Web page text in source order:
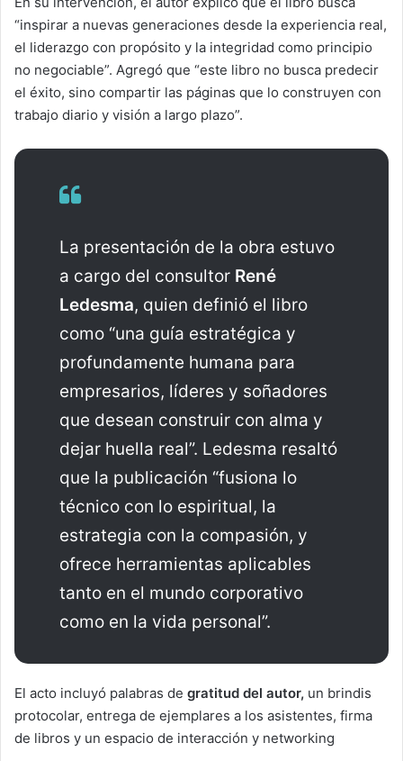
“inspirar a nuevas generaciones desde la experiencia real,
el liderazgo con propósito y la integridad como principio
no negociable”. Agregó que “este libro no busca predecir
el éxito, sino compartir las páginas que lo construyen con
trabajo diario y visión a largo plazo”.
La presentación de la obra estuvo
a cargo del consultor René
Ledesma, quien definió el libro
como “una guía estratégica y
profundamente humana para
empresarios, líderes y soñadores
que desean construir con alma y
dejar huella real”. Ledesma resaltó
que la publicación “fusiona lo
técnico con lo espiritual, la
estrategia con la compasión, y
ofrece herramientas aplicables
tanto en el mundo corporativo
como en la vida personal”.
El acto incluyó palabras de gratitud del autor, un brindis
protocolar, entrega de ejemplares a los asistentes, firma
de libros y un espacio de interacción y networking